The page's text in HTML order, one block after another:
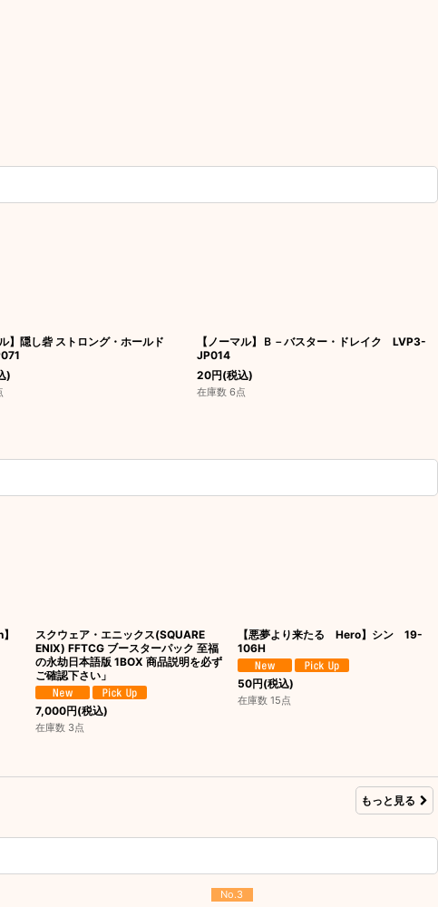
ル】隠し砦 ストロング・ホールド
)
【ノーマル】Ｂ－バスター・ドレイク LVP3-
JP014
20円(税込)
在庫数 6点
スクウェア・エニックス(SQUARE
ENIX) FFTCG ブースターパック 至福
の永劫日本語版 1BOX 商品説明を必ず
ご確認下さい」
7,000円(税込)
在庫数 3点
【悪夢より来たる Hero】シン 19-
106H
50円(税込)
在庫数 15点
もっと見る
No.3